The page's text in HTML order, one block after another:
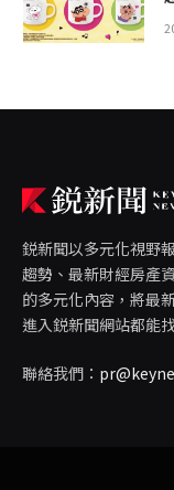
鋭新聞以多元化視野
趨勢、最新財經房產
的多元化內容，將最
進入鋭新聞網站都能
聯絡我們：